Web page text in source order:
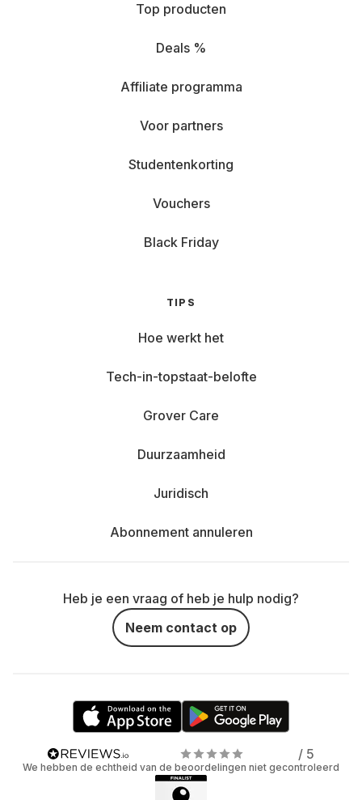
Top producten
Deals %
Affiliate programma
Voor partners
Studentenkorting
Vouchers
Black Friday
TIPS
Hoe werkt het
Tech-in-topstaat-belofte
Grover Care
Duurzaamheid
Juridisch
Abonnement annuleren
Heb je een vraag of heb je hulp nodig?
Neem contact op
/ 5
We hebben de echtheid van de beoordelingen niet gecontroleerd